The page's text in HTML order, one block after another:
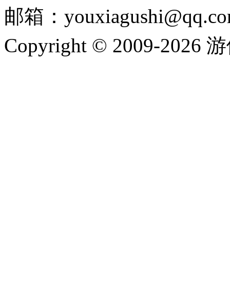
邮箱：
Copyright © 2009-2026